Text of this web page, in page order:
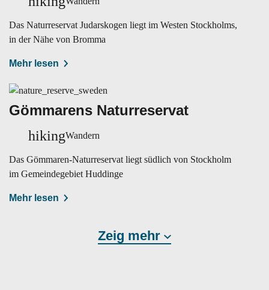
Das Naturreservat Judarskogen liegt im Westen Stockholms,
in der Nähe von Bromma
Mehr lesen
Gömmarens Naturreservat
hikingWandern
Das Gömmaren-Naturreservat liegt südlich von Stockholm
im Gemeindegebiet Huddinge
Mehr lesen
Zeig mehr